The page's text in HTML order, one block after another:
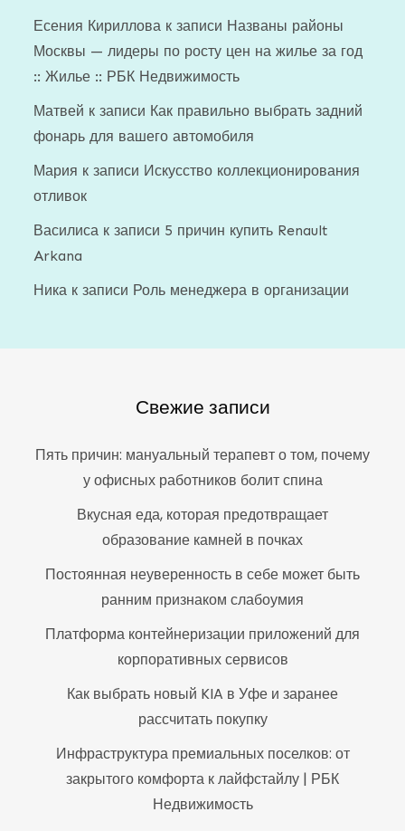
Есения Кириллова к записи Названы районы
Москвы — лидеры по росту цен на жилье за год
:: Жилье :: РБК Недвижимость
Матвей к записи Как правильно выбрать задний
фонарь для вашего автомобиля
Мария к записи Искусство коллекционирования
отливок
Василиса к записи 5 причин купить Renault
Arkana
Ника к записи Роль менеджера в организации
Свежие записи
Пять причин: мануальный терапевт о том, почему
у офисных работников болит спина
Вкусная еда, которая предотвращает
образование камней в почках
Постоянная неуверенность в себе может быть
ранним признаком слабоумия
Платформа контейнеризации приложений для
корпоративных сервисов
Как выбрать новый KIA в Уфе и заранее
рассчитать покупку
Инфраструктура премиальных поселков: от
закрытого комфорта к лайфстайлу | РБК
Недвижимость